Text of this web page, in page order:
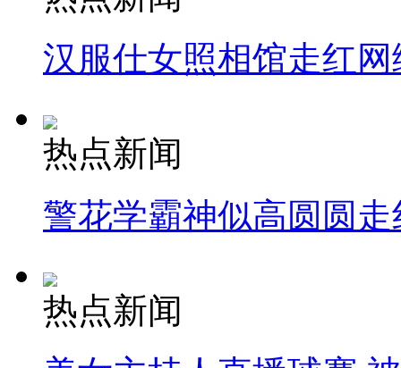
汉服仕女照相馆走红网
热点新闻
警花学霸神似高圆圆走
热点新闻